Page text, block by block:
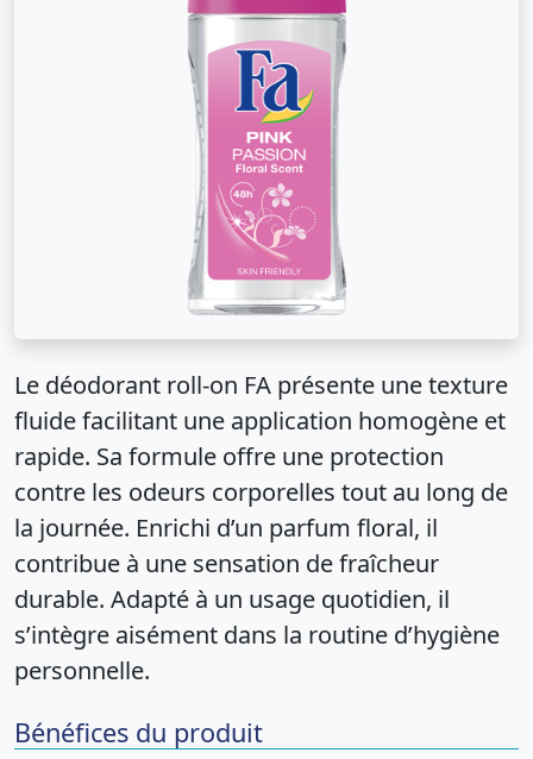
Le déodorant roll-on FA présente une texture
fluide facilitant une application homogène et
rapide. Sa formule offre une protection
contre les odeurs corporelles tout au long de
la journée. Enrichi d’un parfum floral, il
contribue à une sensation de fraîcheur
durable. Adapté à un usage quotidien, il
s’intègre aisément dans la routine d’hygiène
personnelle.
Bénéfices du produit